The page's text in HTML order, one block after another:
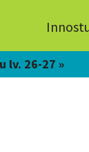
lv. 26-27 »